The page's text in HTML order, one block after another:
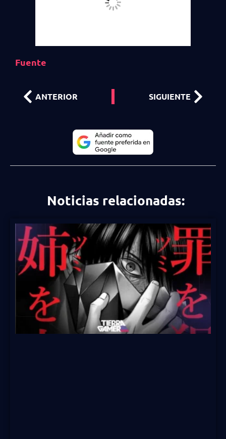
Fuente
ANTERIOR SIGUIENTE
Noticias relacionadas: